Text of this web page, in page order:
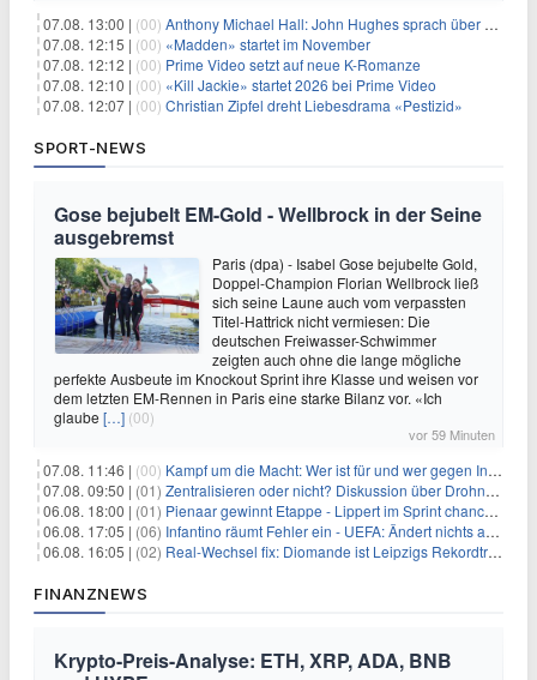
07.08. 13:00 | (00) Anthony Michael Hall: John Hughes sprach über eine Fortsetzung von 'The Breakfast Club'
07.08. 12:15 | (00) «Madden» startet im November
07.08. 12:12 | (00) Prime Video setzt auf neue K-Romanze
07.08. 12:10 | (00) «Kill Jackie» startet 2026 bei Prime Video
07.08. 12:07 | (00) Christian Zipfel dreht Liebesdrama «Pestizid»
SPORT-NEWS
Gose bejubelt EM-Gold - Wellbrock in der Seine
ausgebremst
Paris (dpa) - Isabel Gose bejubelte Gold,
Doppel-Champion Florian Wellbrock ließ
sich seine Laune auch vom verpassten
Titel-Hattrick nicht vermiesen: Die
deutschen Freiwasser-Schwimmer
zeigten auch ohne die lange mögliche
perfekte Ausbeute im Knockout Sprint ihre Klasse und weisen vor
dem letzten EM-Rennen in Paris eine starke Bilanz vor. «Ich
glaube […] (00)
vor 59 Minuten
07.08. 11:46 | (00) Kampf um die Macht: Wer ist für und wer gegen Infantino?
07.08. 09:50 | (01) Zentralisieren oder nicht? Diskussion über Drohnenabwehr
06.08. 18:00 | (01) Pienaar gewinnt Etappe - Lippert im Sprint chancenlos
06.08. 17:05 | (06) Infantino räumt Fehler ein - UEFA: Ändert nichts an Boykott
06.08. 16:05 | (02) Real-Wechsel fix: Diomande ist Leipzigs Rekordtransfer
FINANZNEWS
Krypto-Preis-Analyse: ETH, XRP, ADA, BNB